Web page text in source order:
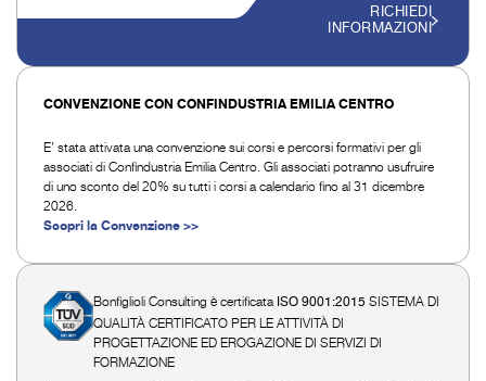
RICHIEDI
INFORMAZIONI
CONVENZIONE CON CONFINDUSTRIA EMILIA CENTRO
E’ stata attivata una convenzione sui corsi e percorsi formativi per gli
associati di Confindustria Emilia Centro. Gli associati potranno usufruire
di uno sconto del 20% su tutti i corsi a calendario fino al 31 dicembre
2026.
Scopri la Convenzione >>
Bonfiglioli Consulting è certificataISO 9001:2015 SISTEMA DI
QUALITÀ CERTIFICATO PER LE ATTIVITÀ DI
PROGETTAZIONE ED EROGAZIONE DI SERVIZI DI
FORMAZIONE